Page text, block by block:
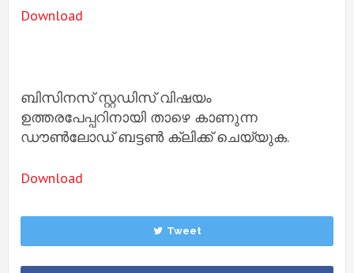
Download
ബിസിനസ് സ്റ്റഡിസ് വിഷയം
ഉത്തരപേപ്പറിനായി താഴെ കാണുന്ന
ഡൗൺലോഡ് ബട്ടൺ ക്ലിക്ക് ചെയ്യുക.
Download
Tweet